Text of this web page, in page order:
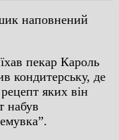
наповнений
пекар Кароль
кондитерську, де
яких він
набув